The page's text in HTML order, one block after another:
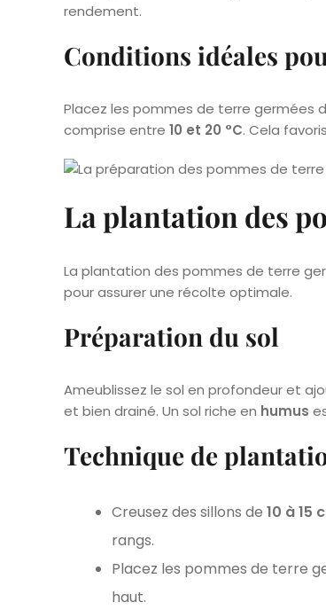
rendement.
Conditions idéales
Placez les pommes de terre germées
comprise entre 10 et 20 °C. Cela
La plantation des
La plantation des pommes de terre
pour assurer une récolte optimale.
Préparation du sol
Ameublissez le sol en profondeur et
et bien drainé. Un sol riche en humus
Technique de
Creusez des sillons de 10 à 15
rangs.
Placez les pommes de terre
haut.